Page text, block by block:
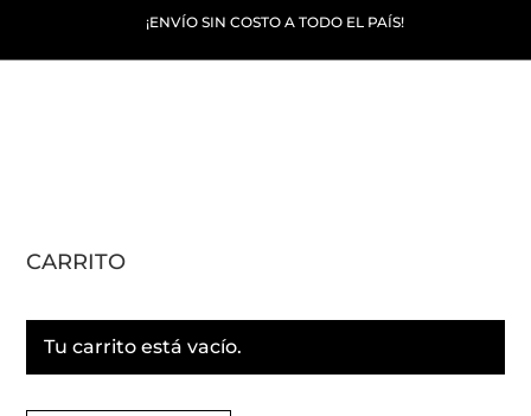
¡ENVÍO SIN COSTO A TODO EL PAÍS!
CARRITO
Tu carrito está vacío.